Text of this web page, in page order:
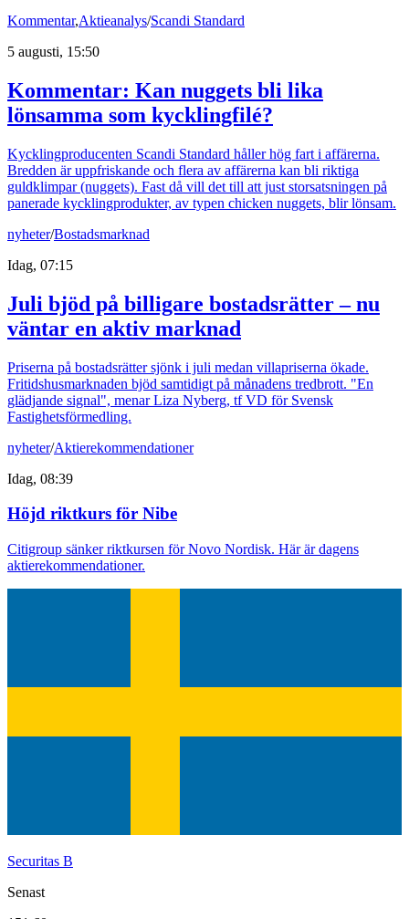
Kommentar,Aktieanalys/Scandi Standard
5 augusti, 15:50
Kommentar: Kan nuggets bli lika
lönsamma som kycklingfilé?
Kycklingproducenten Scandi Standard håller hög fart i affärerna.
Bredden är uppfriskande och flera av affärerna kan bli riktiga
guldklimpar (nuggets). Fast då vill det till att just storsatsningen på
panerade kycklingprodukter, av typen chicken nuggets, blir lönsam.
nyheter/Bostadsmarknad
Idag, 07:15
Juli bjöd på billigare bostadsrätter – nu
väntar en aktiv marknad
Priserna på bostadsrätter sjönk i juli medan villapriserna ökade.
Fritidshusmarknaden bjöd samtidigt på månadens tredbrott. "En
glädjande signal", menar Liza Nyberg, tf VD för Svensk
Fastighetsförmedling.
nyheter/Aktierekommendationer
Idag, 08:39
Höjd riktkurs för Nibe
Citigroup sänker riktkursen för Novo Nordisk. Här är dagens
aktierekommendationer.
Securitas B
Senast